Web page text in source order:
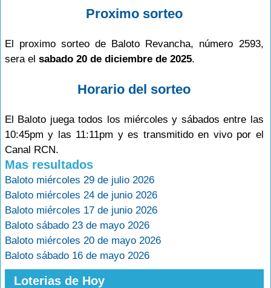
Proximo sorteo
El proximo sorteo de Baloto Revancha, número 2593,
sera el sabado 20 de diciembre de 2025.
Horario del sorteo
El Baloto juega todos los miércoles y sábados entre las
10:45pm y las 11:11pm y es transmitido en vivo por el
Canal RCN.
Mas resultados
Baloto miércoles 29 de julio 2026
Baloto miércoles 24 de junio 2026
Baloto miércoles 17 de junio 2026
Baloto sábado 23 de mayo 2026
Baloto miércoles 20 de mayo 2026
Baloto sábado 16 de mayo 2026
Loterias de Hoy